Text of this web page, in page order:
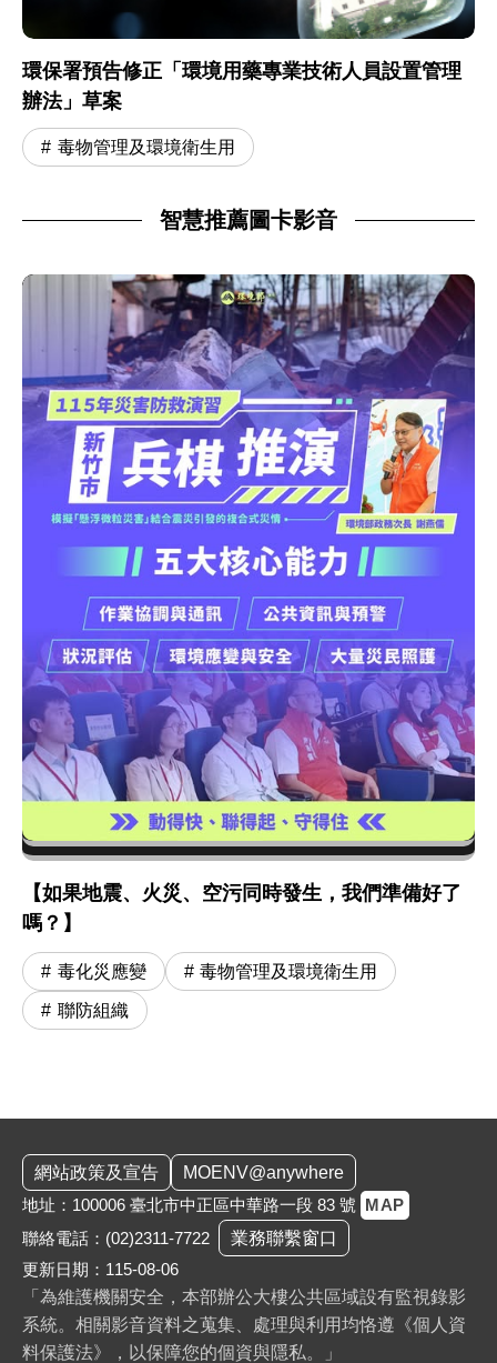
環保署預告修正「環境用藥專業技術人員設置管理
辦法」草案
毒物管理及環境衛生用
智慧推薦圖卡影音
【如果地震、火災、空污同時發生，我們準備好了
嗎？】
毒化災應變 毒物管理及環境衛生用
聯防組織
網站政策及宣告
MOENV@anywhere
地址：100006 臺北市中正區中華路一段 83 號 MAP
聯絡電話： (02)2311-7722
業務聯繫窗口
更新日期：115-08-06
「為維護機關安全，本部辦公大樓公共區域設有監視錄影
系統。相關影音資料之蒐集、處理與利用均恪遵《個人資
料保護法》，以保障您的個資與隱私。」